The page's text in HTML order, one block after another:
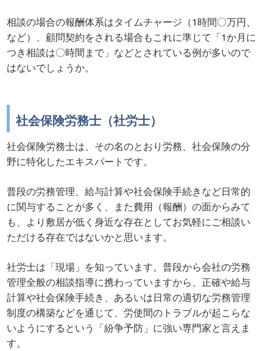
相談の場合の報酬体系はタイムチャージ（1時間〇万円、
など）、顧問契約をされる場合もこれに準じて「1か月に
つき相談は〇時間まで」などとされている例が多いので
はないでしょうか。
社会保険労務士（社労士）
社会保険労務士は、その名のとおり労務、社会保険の分
野に特化したエキスパートです。
普段の労務管理、給与計算や社会保険手続きなど日常的
に関与することが多く、また費用（報酬）の面からみて
も、より敷居が低く身近な存在としてお気軽にご相談い
ただける存在ではないかと思います。
社労士は「現場」を知っています。普段から会社の労務
管理全般の相談指導に携わっていますから、正確や給与
計算や社会保険手続き、あるいは日常の適切な労務管理
制度の構築などを通じて、労使間のトラブルが起こらな
いようにするという「紛争予防」に強い専門家と言えま
す。